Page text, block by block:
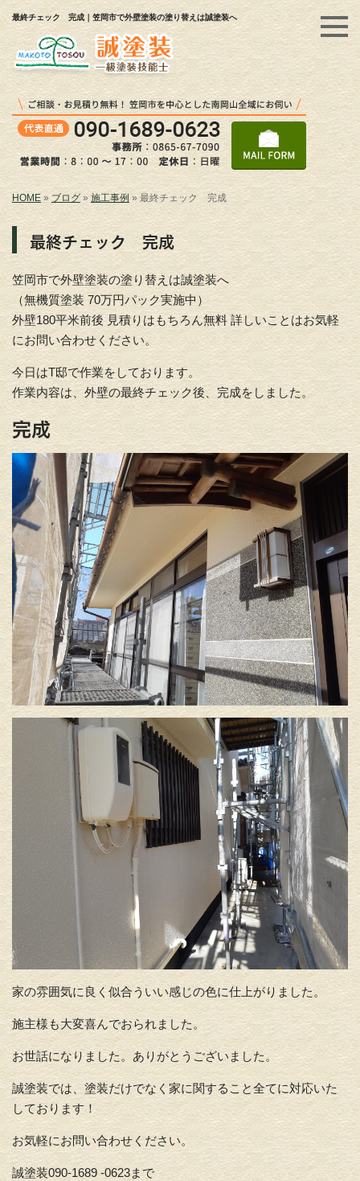
最終チェック 完成｜笠岡市で外壁塗装の塗り替えは誠塗装へ
HOME» ブログ» 施工事例 » 最終チェック 完成
最終チェック 完成
笠岡市で外壁塗装の塗り替えは誠塗装へ
（無機質塗装 70万円パック実施中）
外壁180平米前後 見積りはもちろん無料 詳しいことはお気軽
にお問い合わせください。
今日はT邸で作業をしております。
作業内容は、外壁の最終チェック後、完成をしました。
完成
家の雰囲気に良く似合ういい感じの色に仕上がりました。
施主様も大変喜んでおられました。
お世話になりました。ありがとうございました。
誠塗装では、塗装だけでなく家に関すること全てに対応いた
しております！
お気軽にお問い合わせください。
誠塗装090-1689 -0623まで